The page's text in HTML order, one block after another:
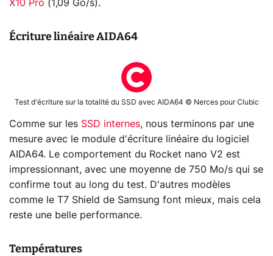
X10 Pro (1,09 Go/s).
Écriture linéaire AIDA64
Test d'écriture sur la totalité du SSD avec AIDA64 © Nerces pour Clubic
Comme sur les SSD internes, nous terminons par une
mesure avec le module d'écriture linéaire du logiciel
AIDA64. Le comportement du Rocket nano V2 est
impressionnant, avec une moyenne de 750 Mo/s qui se
confirme tout au long du test. D'autres modèles
comme le T7 Shield de Samsung font mieux, mais cela
reste une belle performance.
Températures